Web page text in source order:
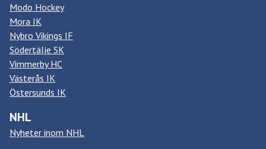
Modo Hockey
Mora IK
Nybro Vikings IF
Södertälje SK
Vimmerby HC
Västerås IK
Östersunds IK
NHL
Nyheter inom NHL